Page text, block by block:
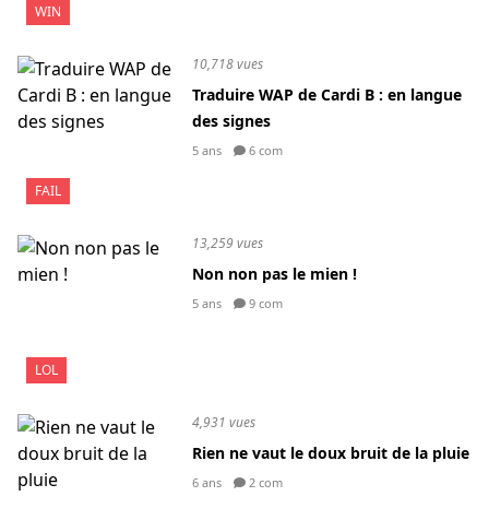
WIN
FAIL
10,718 vues
Traduire WAP de Cardi B : en langue
des signes
5 ans 6 com
LOL
13,259 vues
Non non pas le mien !
5 ans 9 com
4,931 vues
Rien ne vaut le doux bruit de la pluie
6 ans 2 com